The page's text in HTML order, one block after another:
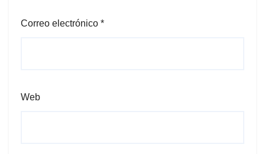
Correo electrónico *
Web